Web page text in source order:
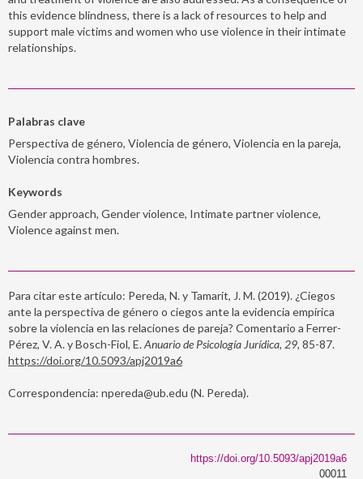
this evidence blindness, there is a lack of resources to help and
support male victims and women who use violence in their intimate
relationships.
Palabras clave
Perspectiva de género, Violencia de género, Violencia en la pareja,
Violencia contra hombres.
Keywords
Gender approach, Gender violence, Intimate partner violence,
Violence against men.
Para citar este artículo: Pereda, N. y Tamarit, J. M. (2019). ¿Ciegos
ante la perspectiva de género o ciegos ante la evidencia empírica
sobre la violencia en las relaciones de pareja? Comentario a Ferrer-
Pérez, V. A. y Bosch-Fiol, E.Anuario de Psicología Jurídica, 29, 85-87.
https://doi.org/10.5093/apj2019a6
Correspondencia: npereda@ub.edu (N. Pereda).
https://doi.org/10.5093/apj2019a6
00011